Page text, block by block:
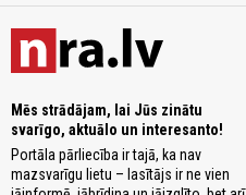
Mēs strādājam, lai Jūs zinātu
svarīgo, aktuālo un interesanto!
Portāla pārliecība ir tajā, ka nav
mazsvarīgu lietu – lasītājs ir ne vien